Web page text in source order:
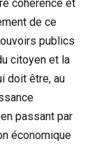
cohérence et
de ce
publics
citoyen et la
doit être, au
passant par
économique